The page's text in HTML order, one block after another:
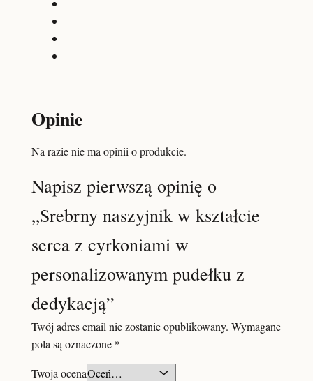
Opinie
Na razie nie ma opinii o produkcie.
Napisz pierwszą opinię o
„Srebrny naszyjnik w kształcie
serca z cyrkoniami w
personalizowanym pudełku z
dedykacją”
Twój adres email nie zostanie opublikowany. Wymagane
pola są oznaczone *
Twoja ocena